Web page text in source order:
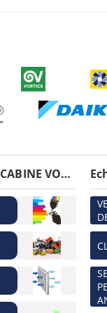
Echipamente pentru CABINE VOPSITORIE